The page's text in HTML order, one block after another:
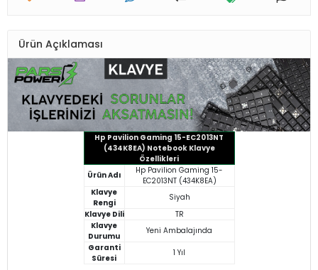
Ürün Açıklaması
Hp Pavilion Gaming 15-EC2013NT
(434K8EA) Notebook Klavye
Özellikleri
Ürün Adı
Hp Pavilion Gaming 15-
EC2013NT (434K8EA)
Klavye
Rengi
Siyah
Klavye Dili
TR
Klavye
Durumu
Yeni Ambalajında
Garanti
Süresi
1 Yıl